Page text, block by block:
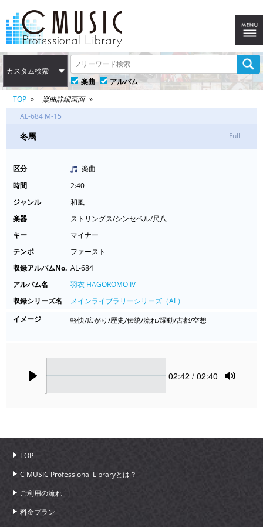
カスタム検索
楽曲
アルバム
TOP
楽曲詳細画面
AL-684 M-15
冬馬 Full
区分
楽曲
時間
2:40
ジャンル
和風
楽器
ストリングス/シンセベル/尺八
キー
マイナー
テンポ
ファースト
収録アルバムNo. AL-684
アルバム名
羽衣 HAGOROMO IV
収録シリーズ名
メインライブラリーシリーズ（AL）
イメージ
軽快/広がり/歴史/伝統/流れ/躍動/古都/空想
Current
02:42 / 02:40
TOP
C MUSIC Professional Libraryとは？
ご利用の流れ
料金プラン